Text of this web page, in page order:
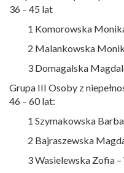
36 – 45 lat
1 Komorowska
2 Malankowska
3 Domagalska
Grupa III Osoby z
46 – 60 lat:
1 Szymakowska
2 Bajraszewska
3 Wasielewska Zofia